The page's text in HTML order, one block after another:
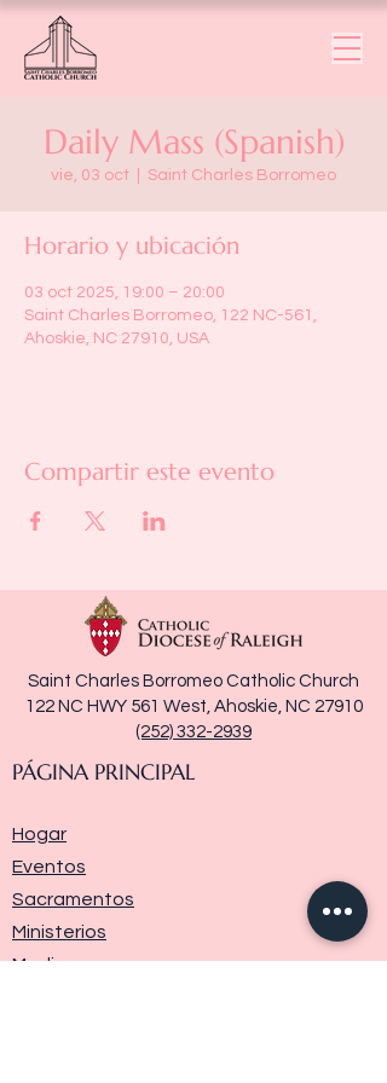
Daily Mass (Spanish)
vie, 03 oct Saint Charles Borromeo
Horario y ubicación
03 oct 2025, 19:00 – 20:00
Saint Charles Borromeo, 122 NC-561,
Ahoskie, NC 27910, USA
Compartir este evento
Saint Charles Borromeo Catholic Church
122 NC HWY 561 West, Ahoskie, NC 27910
(252) 332-2939
PÁGINA PRINCIPAL
Hogar
Eventos
Sacramentos
Ministerios
Media